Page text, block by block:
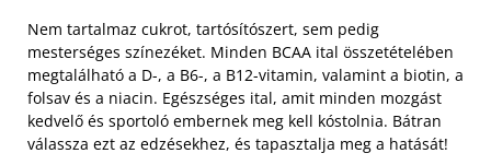
Nem tartalmaz cukrot, tartósítószert, sem pedig
mesterséges színezéket. Minden BCAA ital összetételében
megtalálható a D-, a B6-, a B12-vitamin, valamint a biotin, a
folsav és a niacin. Egészséges ital, amit minden mozgást
kedvelő és sportoló embernek meg kell kóstolnia. Bátran
válassza ezt az edzésekhez, és tapasztalja meg a hatását!